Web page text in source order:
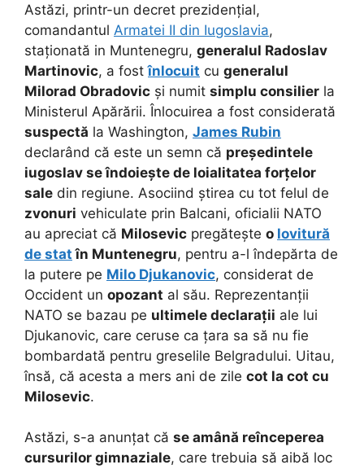
Astăzi, printr-un decret prezidențial,
comandantul Armatei II din Iugoslavia,
staționată in Muntenegru, generalul Radoslav
Martinovic, a fostînlocuit cu generalul
Milorad Obradovic și numit simplu consilier la
Ministerul Apărării. Înlocuirea a fost considerată
suspectă la Washington, James Rubin
declarând că este un semn că președintele
iugoslav se îndoiește de loialitatea forțelor
sale din regiune. Asociind știrea cu tot felul de
zvonuri vehiculate prin Balcani, oficialii NATO
au apreciat că Milosevic pregătește o lovitură
de stat în Muntenegru, pentru a-l îndepărta de
la putere pe Milo Djukanovic, considerat de
Occident un opozant al său. Reprezentanții
NATO se bazau pe ultimele declarații ale lui
Djukanovic, care ceruse ca țara sa să nu fie
bombardată pentru greselile Belgradului. Uitau,
însă, că acesta a mers ani de zile cot la cot cu
Milosevic.
Astăzi, s-a anunțat că se amână reînceperea
cursurilor gimnaziale, care trebuia să aibă loc